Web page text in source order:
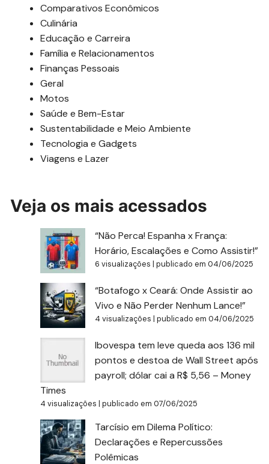
Comparativos Econômicos
Culinária
Educação e Carreira
Família e Relacionamentos
Finanças Pessoais
Geral
Motos
Saúde e Bem-Estar
Sustentabilidade e Meio Ambiente
Tecnologia e Gadgets
Viagens e Lazer
Veja os mais acessados
“Não Perca! Espanha x França:
Horário, Escalações e Como Assistir!”
6 visualizações |publicado em 04/06/2025
“Botafogo x Ceará: Onde Assistir ao
Vivo e Não Perder Nenhum Lance!”
4 visualizações |publicado em 04/06/2025
Ibovespa tem leve queda aos 136 mil
pontos e destoa de Wall Street após
payroll; dólar cai a R$ 5,56 – Money
Times
4 visualizações |publicado em 07/06/2025
Tarcísio em Dilema Político:
Declarações e Repercussões
Polêmicas